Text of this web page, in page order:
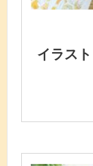
イラス